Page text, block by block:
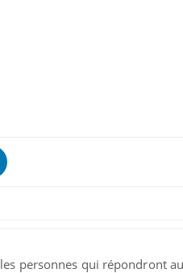
personnes qui répondront
vacances,